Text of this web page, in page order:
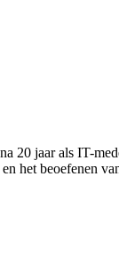
20 jaar als IT-
het beoefenen